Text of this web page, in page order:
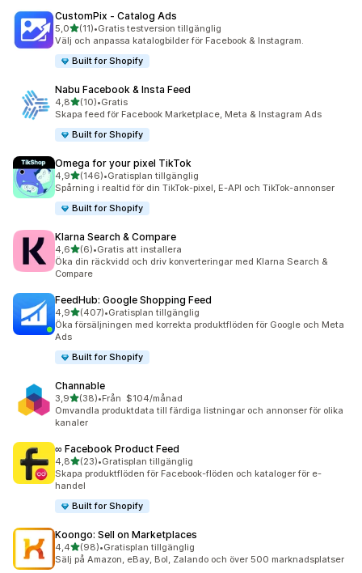
CustomPix ‑ Catalog Ads
5,0av 5 stjärnor
(11)
11 recensioner totalt
•Gratis testversion tillgänglig
Välj och anpassa katalogbilder för Facebook & Instagram.
Built for Shopify
Nabu Facebook & Insta Feed
4,8av 5 stjärnor
(10)
10 recensioner totalt
•Gratis
Skapa feed för Facebook Marketplace, Meta & Instagram Ads
Built for Shopify
Omega for your pixel TikTok
4,9av 5 stjärnor
(146)
146 recensioner totalt
•Gratisplan tillgänglig
Spårning i realtid för din TikTok-pixel, E-API och TikTok-annonser
Built for Shopify
Klarna Search & Compare
4,6av 5 stjärnor
(6)
6 recensioner totalt
•Gratis att installera
Öka din räckvidd och driv konverteringar med Klarna Search &
Compare
FeedHub: Google Shopping Feed
4,9av 5 stjärnor
(407)
407 recensioner totalt
•Gratisplan tillgänglig
Öka försäljningen med korrekta produktflöden för Google och Meta
Ads
Built for Shopify
Channable
3,9av 5 stjärnor
(38)
38 recensioner totalt
•Från $104/månad
Omvandla produktdata till färdiga listningar och annonser för olika
kanaler
∞ Facebook Product Feed
4,8av 5 stjärnor
(23)
23 recensioner totalt
•Gratisplan tillgänglig
Skapa produktflöden för Facebook-flöden och kataloger för e-
handel
Built for Shopify
Koongo: Sell on Marketplaces
4,4av 5 stjärnor
(98)
98 recensioner totalt
•Gratisplan tillgänglig
Sälj på Amazon, eBay, Bol, Zalando och över 500 marknadsplatser